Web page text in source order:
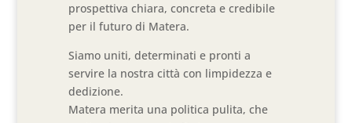
prospettiva chiara, concreta e credibile
per il futuro di Matera.
Siamo uniti, determinati e pronti a
servire la nostra città con limpidezza e
dedizione.
Matera merita una politica pulita, che